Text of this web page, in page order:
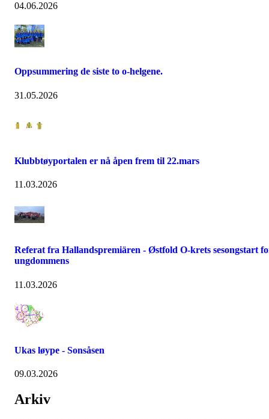
04.06.2026
Oppsummering de siste to o-helgene.
31.05.2026
Klubbtøyportalen er nå åpen frem til 22.mars
11.03.2026
Referat fra Hallandspremiären - Østfold O-krets sesongstart
ungdommens
11.03.2026
Ukas løype - Sonsåsen
09.03.2026
Arkiv